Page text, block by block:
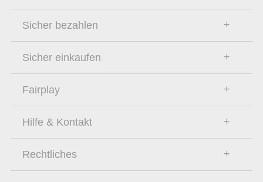
Sicher bezahlen
Sicher einkaufen
Fairplay
Hilfe & Kontakt
Rechtliches